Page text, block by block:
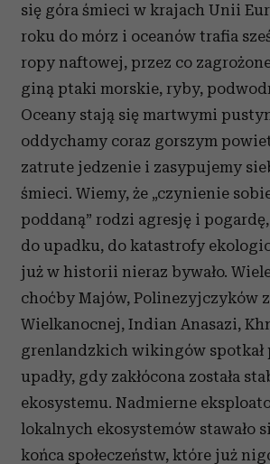
się góra śmieci w krajach Unii
roku do mórz i oceanów trafia
ropy naftowej, przez co
giną ptaki morskie, ryby,
Oceany stają się martwymi
oddychamy coraz gorszym
zatrute jedzenie i zasypujemy
śmieci. Wiemy, że „czynienie
poddaną” rodzi agresję i
do upadku, do katastrofy
już w historii nieraz bywało.
choćby Majów, Polinezyjczyków
Wielkanocnej, Indian Anasazi,
grenlandzkich wikingów spotkał
upadły, gdy zakłócona została
ekosystemu. Nadmierne
lokalnych ekosystemów stawało
końca społeczeństw, które już